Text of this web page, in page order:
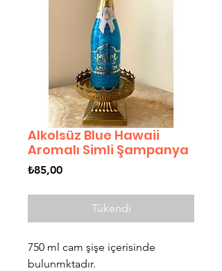
Alkolsüz Blue Hawaii
Aromalı Simli Şampanya
₺85,00Fiyat
Tükendi
750 ml cam şişe içerisinde
bulunmktadır.